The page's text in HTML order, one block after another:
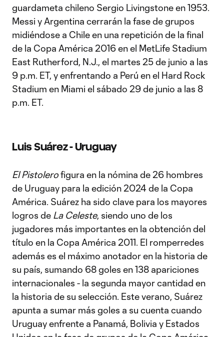
guardameta chileno Sergio Livingstone en 1953.
Messi y Argentina cerrarán la fase de grupos
midiéndose a Chile en una repetición de la final
de la Copa América 2016 en el MetLife Stadium
East Rutherford, N.J., el martes 25 de junio a las
9 p.m. ET, y enfrentando a Perú en el Hard Rock
Stadium en Miami el sábado 29 de junio a las 8
p.m. ET.
Luis Suárez - Uruguay
El Pistolerofigura en la nómina de 26 hombres
de Uruguay para la edición 2024 de la Copa
América. Suárez ha sido clave para los mayores
logros de La Celeste, siendo uno de los
jugadores más importantes en la obtención del
título en la Copa América 2011. El romperredes
además es el máximo anotador en la historia de
su país, sumando 68 goles en 138 apariciones
internacionales - la segunda mayor cantidad en
la historia de su selección. Este verano, Suárez
apunta a sumar más goles a su cuenta cuando
Uruguay enfrente a Panamá, Bolivia y Estados